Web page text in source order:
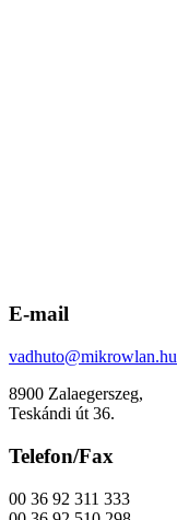
E-mail
vadhuto@mikrowlan.hu
8900 Zalaegerszeg,
Teskándi út 36.
Telefon/Fax
00 36 92 311 333